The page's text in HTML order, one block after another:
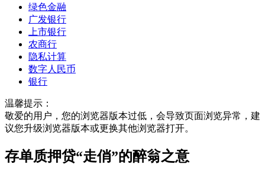
绿色金融
广发银行
上市银行
农商行
隐私计算
数字人民币
银行
温馨提示：
敬爱的用户，您的浏览器版本过低，会导致页面浏览异常，建
议您升级浏览器版本或更换其他浏览器打开。
存单质押贷“走俏”的醉翁之意